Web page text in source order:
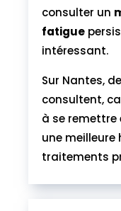
consulter un
fatigue
intéressant.
Sur Nantes,
consultent,
à se remettre
une meilleure
traitements